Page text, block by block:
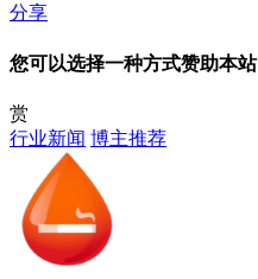
分享
您可以选择一种方式赞助本站
赏
行业新闻 博主推荐